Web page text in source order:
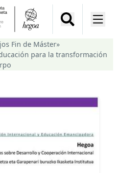
Fin de Máster»
para la transformación